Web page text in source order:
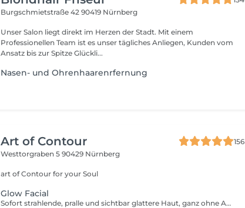
Burgschmietstraße 4290419 Nürnberg
Unser Salon liegt direkt im Herzen der Stadt. Mit einem
Professionellen Team ist es unser tägliches Anliegen, Kunden vom
Ansatz bis zur Spitze Glückli...
Nasen- und Ohrenhaarenrfernung
Art of Contour
156
Westtorgraben 590429 Nürnberg
art of Contour for your Soul
Glow Facial
Sofort strahlende, pralle und sichtbar glattere Haut, ganz ohne Ausfallzeit, mit unserem Glow Solution Gerät. Diese intensive, hydrobasierte Behandlung versorgt deine Haut in vier aufeinander abgestimmten Schritten mit hochwirksamen Wirkstoffen bis in die Tiefe. Das Ergebnis: ein frischer Glow, verfeinerte Poren und ein sofortiger Lifting-Effekt. Ideal bei: müder, fahler Haut Feuchtigkeitsmangel ersten Fältchen & Linien Pigmentflecken Unreinheiten Behandlungsbereiche: Gesicht · Hals · Dekolleté · Handrücken Für alle, die sich sofort sichtbar frischere Haut wünschen mit nachhaltigem Effekt.